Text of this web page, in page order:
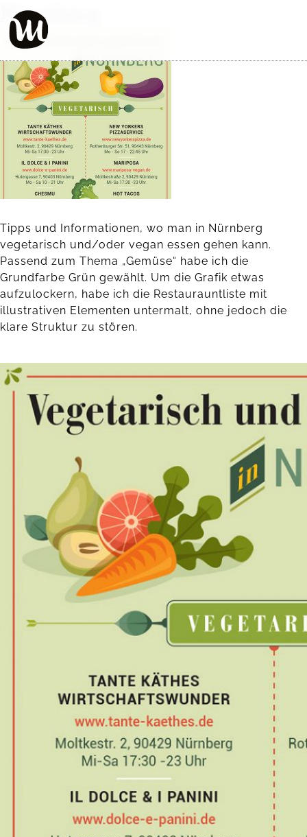
Nürnberg
Tipps und Informationen, wo man in Nürnberg
vegetarisch und/oder vegan essen gehen kann.
Passend zum Thema „Gemüse“ habe ich die
Grundfarbe Grün gewählt. Um die Grafik etwas
aufzulockern, habe ich die Restaurauntliste mit
illustrativen Elementen untermalt, ohne jedoch die
klare Struktur zu stören.